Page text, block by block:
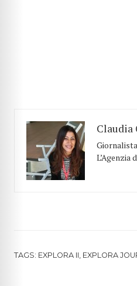
Claudia
L’Agenzia
TAGS: EXPLORA II, EXPLORA